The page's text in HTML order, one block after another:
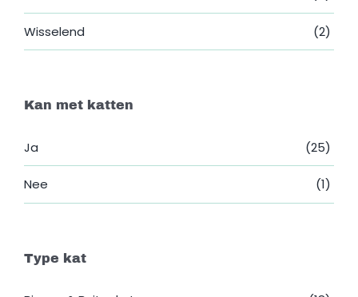
Wisselend (2)
Kan met katten
Ja (25)
Nee (1)
Type kat